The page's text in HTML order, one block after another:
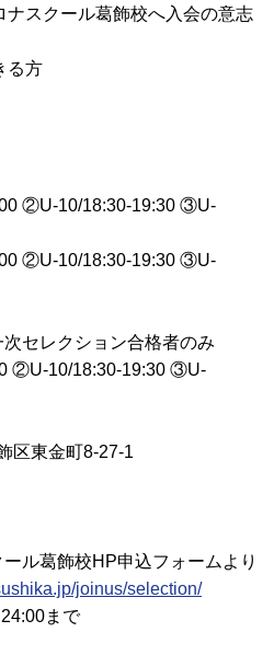
ナスクール葛飾校へ入会の意志
る方
②U-10/18:30-19:30 ③U-
②U-10/18:30-19:30 ③U-
セレクション合格者のみ
②U-10/18:30-19:30 ③U-
区東金町8-27-1
ル葛飾校HP申込フォームより
joinus/selection/
まで